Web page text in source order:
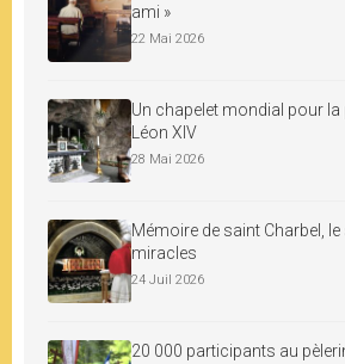
ami »
22 Mai 2026
Un chapelet mondial pour la
Léon XIV
28 Mai 2026
Mémoire de saint Charbel,
miracles
24 Juil 2026
20 000 participants au